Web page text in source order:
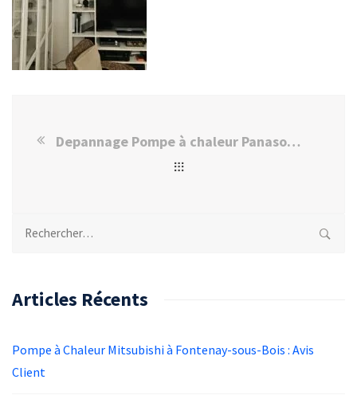
Depannage Pompe à chaleur Panasonic à Villejuif 94
Rechercher :
Articles Récents
Pompe à Chaleur Mitsubishi à Fontenay-sous-Bois : Avis
Client